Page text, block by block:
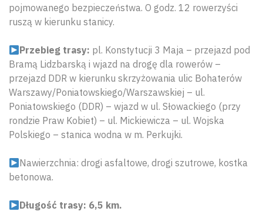
pojmowanego bezpieczeństwa. O godz. 12 rowerzyści
ruszą w kierunku stanicy.
Przebieg trasy: pl. Konstytucji 3 Maja – przejazd pod
Bramą Lidzbarską i wjazd na drogę dla rowerów –
przejazd DDR w kierunku skrzyżowania ulic Bohaterów
Warszawy/Poniatowskiego/Warszawskiej – ul.
Poniatowskiego (DDR) – wjazd w ul. Słowackiego (przy
rondzie Praw Kobiet) – ul. Mickiewicza – ul. Wojska
Polskiego – stanica wodna w m. Perkujki.
Nawierzchnia: drogi asfaltowe, drogi szutrowe, kostka
betonowa.
Długość trasy: 6,5 km.